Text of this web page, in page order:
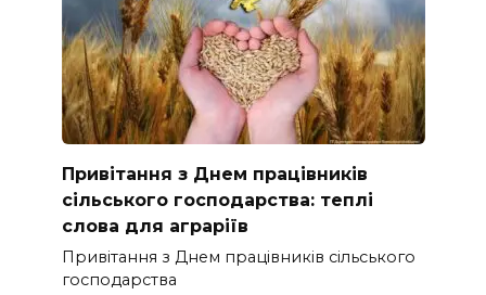
Привітання з Днем працівників
сільського господарства: теплі
слова для аграріїв
Привітання з Днем працівників сільського
господарства